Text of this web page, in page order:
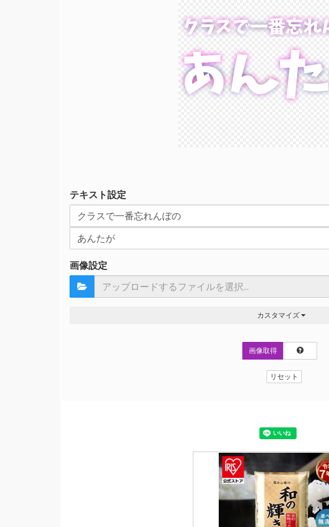
クラスで一番忘れ
クラスで一番忘れ
あん
あん
テキスト設定
画像設定
カスタマイズ
画像取得
リセット